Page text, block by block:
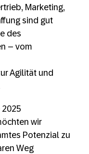
Marketing,
sind gut
des
– vom
Agilität und
2025
wir
Potenzial zu
Weg